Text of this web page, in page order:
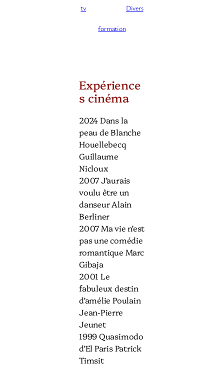
tv Divers
formation
Expérience
s cinéma
2024 Dans la
peau de Blanche
Houellebecq
Guillaume
Nicloux
2007 J’aurais
voulu être un
danseur Alain
Berliner
2007 Ma vie n’est
pas une comédie
romantique Marc
Gibaja
2001 Le
fabuleux destin
d’amélie Poulain
Jean-Pierre
Jeunet
1999 Quasimodo
d’El Paris Patrick
Timsit